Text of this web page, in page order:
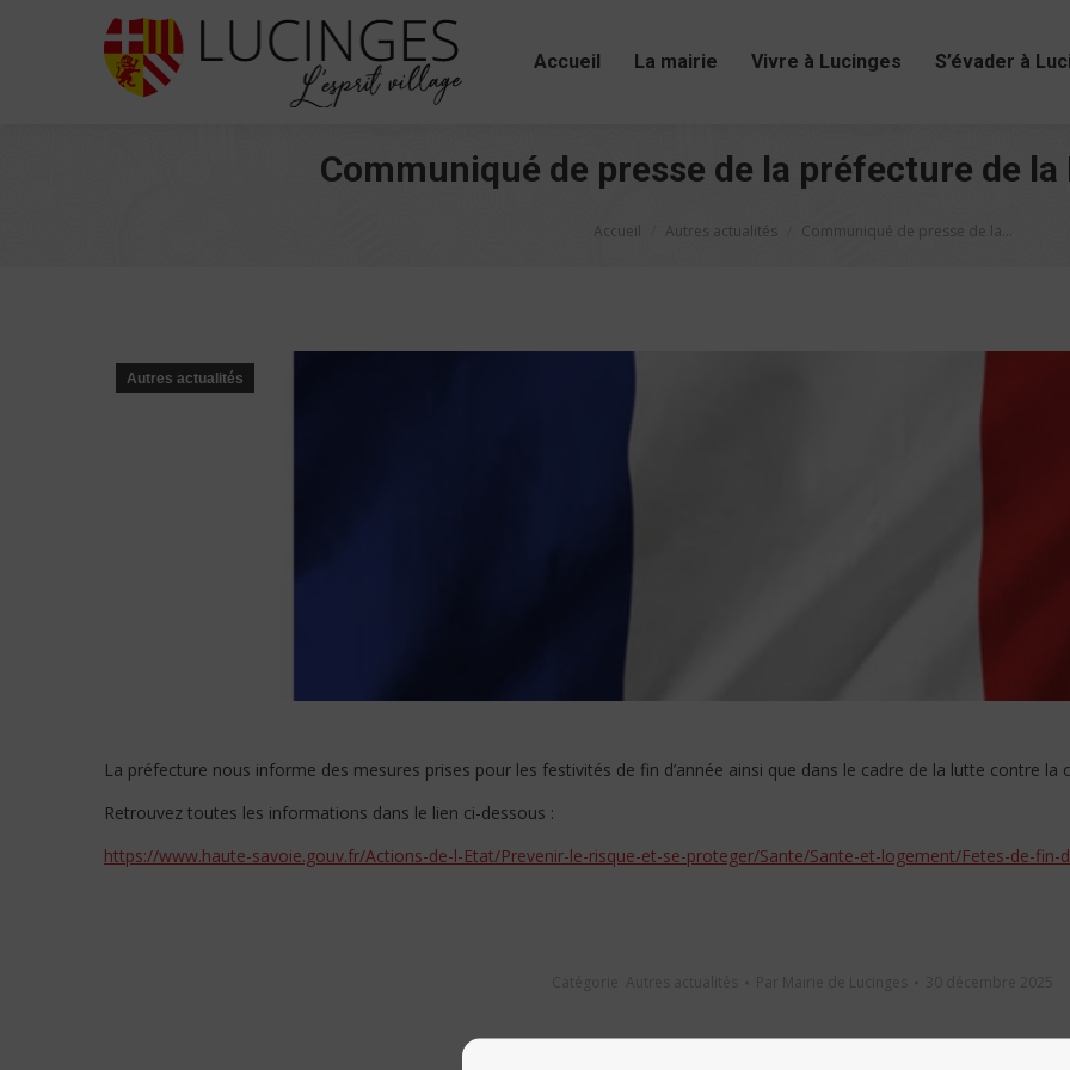
Accueil La mairie Vivre à Lucinges S’évader à
Communiqué de presse de la préfecture de la
Accueil Autres actualités Communiqué de presse de la…
Autres actualités
La préfecture nous informe des mesures prises pour les festivités de fin d’année ainsi que dans le cadre de la lutte contre la
Retrouvez toutes les informations dans le lien ci-dessous :
https://www.haute-savoie.gouv.fr/Actions-de-l-Etat/Prevenir-le-risque-et-se-proteger/Sante/Sante-et-logement/Fetes-de-fin-